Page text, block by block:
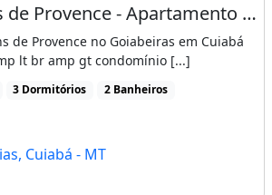
Edifício Jardins de Provence - Apartamento no edificio Jardins de Provence
de Provence no Goiabeiras em Cuiabá
lt br amp gt condomínio [...]
3 Dormitórios
2 Banheiros
Cuiabá - MT